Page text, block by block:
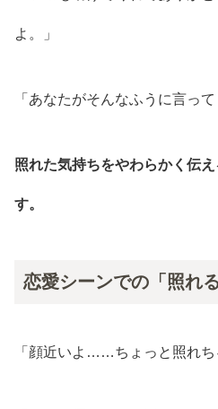
よ。」
「あなたがそんなふうに言っ
照れた気持ちをやわらかく伝
す。
恋愛シーンでの「照れ
「顔近いよ……ちょっと照れち